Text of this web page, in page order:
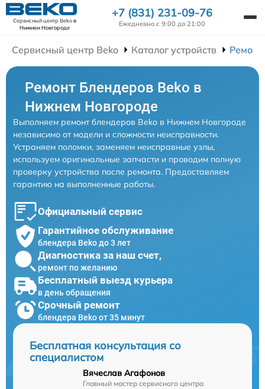
Сервисный центр Bekoв
Нижнем Новгороде
+7 (831) 231-09-76
Ежедневно с 9:00 до 21:00
Сервисный центр Beko Каталог устройств
Ремонт Блендеров Beko в
Нижнем Новгороде
Выполняем ремонт блендеров Beko в Нижнем Новгороде
независимо от модели и сложности неисправности.
Устраняем поломки, заменяем неисправные узлы,
используем оригинальные запчасти и проводим полную
проверку устройства после ремонта. Предоставляем
гарантию на выполненные работы.
Официальный сервис
Гарантийное обслуживание
блендера Beko до 3 лет
Диагностика за наш счет,
ремонт по желанию
Бесплатный выезд курьера
в день обращения
Срочный ремонт
блендера Beko от 35 минут
Бесплатная консультация со
специалистом
Вячеслав Агафонов
Главный мастер сервисного центра